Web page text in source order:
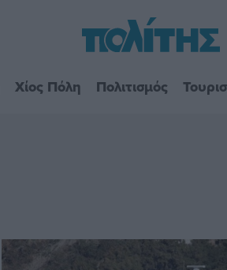
Χίος Πόλη Πολιτισμός